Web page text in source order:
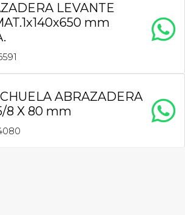
LEVANTE
mm
ABRAZADERA
8 X 80 mm